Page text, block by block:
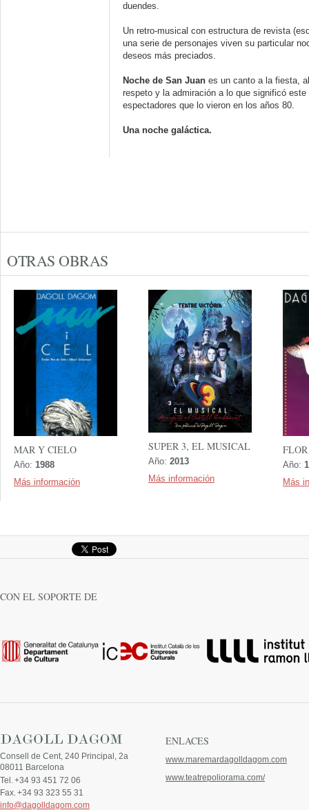
duendes.
Un retro-musical con estructura de revista
una serie de personajes viven su particular
deseos más preciados.
Noche de San Juan es un canto a la fiesta,
respeto y la admiración a lo que significó
espectadores que lo vieron en los años 80.
Una noche galáctica.
OTRAS OBRAS
MAR Y CIELO
Año: 1988
Más información
SUPER 3, EL MUSICAL
Año: 2013
Más información
Año:
Más
CON EL SOPORTE DE
Consell de Cent, 240 Principal, 2a
08011 Barcelona
Tel.+34 93 451 72 06
Fax.+34 93 323 55 31
info@dagolldagom.com
ENLACES
www.maremardagolldagom.com
www.teatrepoliorama.com/